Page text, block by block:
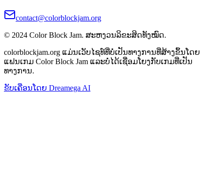
contact@colorblockjam.org
© 2024 Color Block Jam. ສະຫງວນລິຂະສິດທັງໝົດ.
colorblockjam.org ແມ່ນເວັບໄຊທ໌ທີ່ບໍ່ເປັນທາງການທີ່ສ້າງຂຶ້ນໂດຍ
ແຟນເກມ Color Block Jam ແລະບໍ່ໄດ້ເຊື່ອມໂຍງກັບເກມທີ່ເປັນ
ທາງການ.
ຂັບເຄື່ອນໂດຍ Dreamega AI